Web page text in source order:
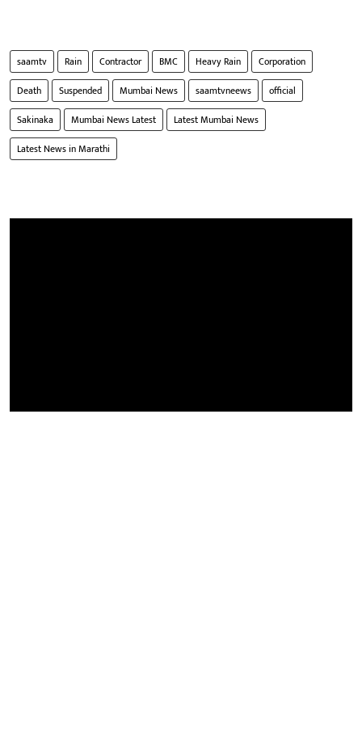
saamtv Rain Contractor BMC Heavy Rain
Corporation
Death
Suspended Mumbai News saamtvneews
official
Sakinaka
Mumbai News Latest
Latest Mumbai News
Latest News in Marathi